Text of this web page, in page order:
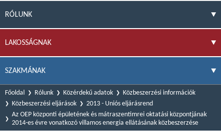
RÓLUNK
LAKOSSÁGNAK
SZAKMÁNAK
Főoldal Rólunk Közérdekű adatok
Közbeszerzési információk
Közbeszerzési eljárások
2013 - Uniós eljárásrend
Az OEP központi épületének és mátraszentimrei oktatási központjának
2014-es évre vonatkozó villamos energia ellátásának közbeszerzése